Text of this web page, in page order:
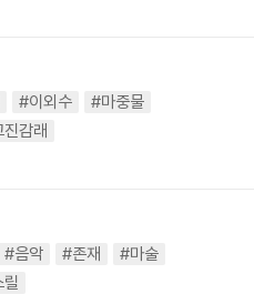
#이외수
#마중물
감래
#음악 #존재
#마술